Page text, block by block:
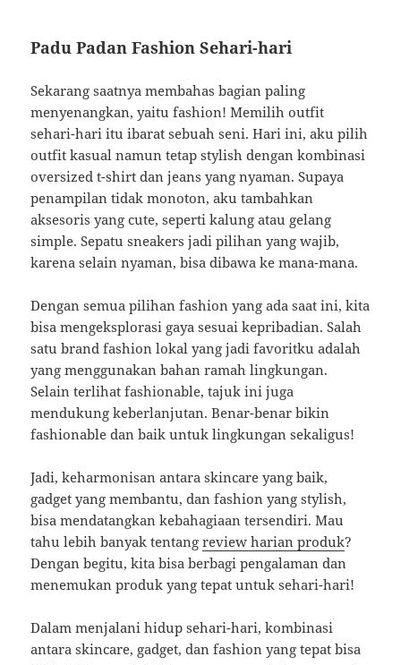
Padu Padan Fashion Sehari-hari
Sekarang saatnya membahas bagian paling
menyenangkan, yaitu fashion! Memilih outfit
sehari-hari itu ibarat sebuah seni. Hari ini, aku pilih
outfit kasual namun tetap stylish dengan kombinasi
oversized t-shirt dan jeans yang nyaman. Supaya
penampilan tidak monoton, aku tambahkan
aksesoris yang cute, seperti kalung atau gelang
simple. Sepatu sneakers jadi pilihan yang wajib,
karena selain nyaman, bisa dibawa ke mana-mana.
Dengan semua pilihan fashion yang ada saat ini, kita
bisa mengeksplorasi gaya sesuai kepribadian. Salah
satu brand fashion lokal yang jadi favoritku adalah
yang menggunakan bahan ramah lingkungan.
Selain terlihat fashionable, tajuk ini juga
mendukung keberlanjutan. Benar-benar bikin
fashionable dan baik untuk lingkungan sekaligus!
Jadi, keharmonisan antara skincare yang baik,
gadget yang membantu, dan fashion yang stylish,
bisa mendatangkan kebahagiaan tersendiri. Mau
tahu lebih banyak tentangreview harian produk?
Dengan begitu, kita bisa berbagi pengalaman dan
menemukan produk yang tepat untuk sehari-hari!
Dalam menjalani hidup sehari-hari, kombinasi
antara skincare, gadget, dan fashion yang tepat bisa